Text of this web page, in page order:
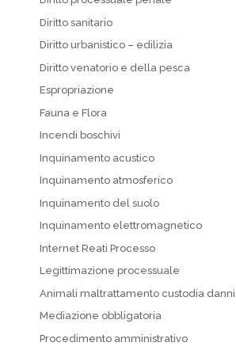
Diritto sanitario
Diritto urbanistico – edilizia
Diritto venatorio e della pesca
Espropriazione
Fauna e Flora
Incendi boschivi
Inquinamento acustico
Inquinamento atmosferico
Inquinamento del suolo
Inquinamento elettromagnetico
Internet Reati Processo
Legittimazione processuale
Animali maltrattamento custodia danni…
Mediazione obbligatoria
Procedimento amministrativo